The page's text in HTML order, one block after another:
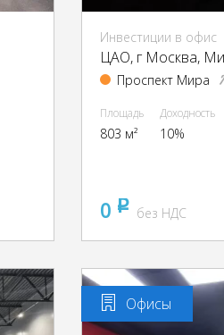
Инвестиции в офис
ЦАО, г Москва,
Проспект Мира
Площадь
803 м²
Доходность
10%
0 pуббез НДС
Офисы